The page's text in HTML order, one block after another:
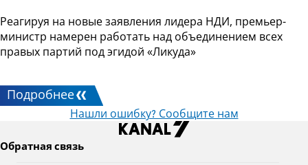
Реагируя на новые заявления лидера НДИ, премьер-
министр намерен работать над объединением всех
правых партий под эгидой «Ликуда»
Подробнее
Нашли ошибку? Сообщите нам
Обратная связь